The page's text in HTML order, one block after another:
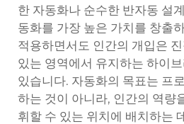
한 자동화나 순수한 반자동 설
동화를 가장 높은 가치를 창출
적용하면서도 인간의 개입은
있는 영역에서 유지하는 하이
있습니다. 자동화의 목표는 프
하는 것이 아니라, 인간의 역량
휘할 수 있는 위치에 배치하는